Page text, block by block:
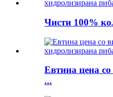
Чисти 100%
Евтина цена
...